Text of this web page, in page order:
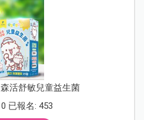
森活舒敏兒童益生菌
已報名: 453